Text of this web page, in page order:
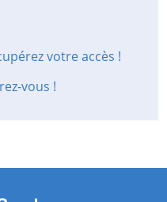
votre accès !
vous !